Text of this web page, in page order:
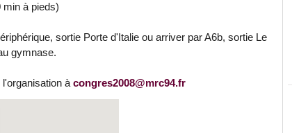
min à pieds)
sortie Porte d'Italie ou arriver par A6b, sortie Le
gymnase.
àcongres2008@mrc94.fr